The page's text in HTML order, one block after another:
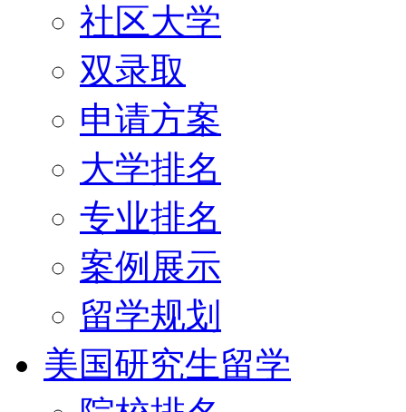
社区大学
双录取
申请方案
大学排名
专业排名
案例展示
留学规划
美国研究生留学